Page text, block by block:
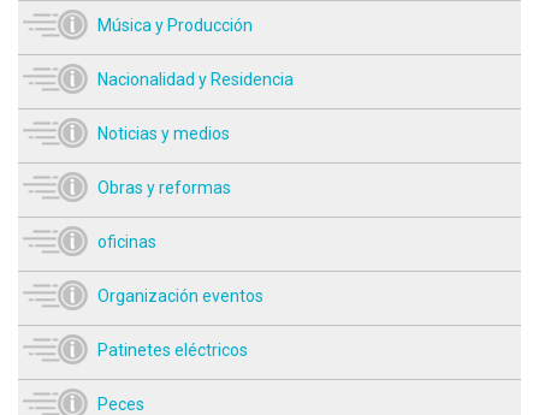
Música y Producción
Nacionalidad y Residencia
Noticias y medios
Obras y reformas
oficinas
Organización eventos
Patinetes eléctricos
Peces